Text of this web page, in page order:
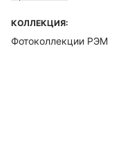
КОЛЛЕКЦИЯ:
Фотоколлекции РЭМ